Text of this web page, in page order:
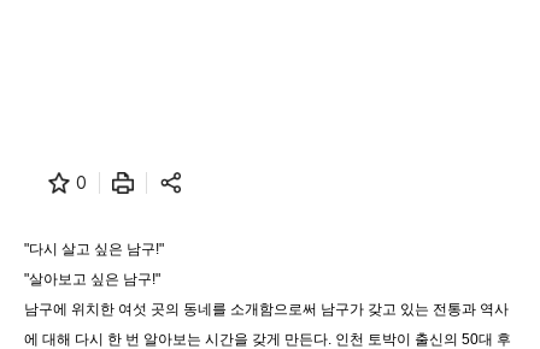
0
"다시 살고 싶은 남구!"
"살아보고 싶은 남구!"
남구에 위치한 여섯 곳의 동네를 소개함으로써 남구가 갖고 있는 전통과 역사
에 대해 다시 한 번 알아보는 시간을 갖게 만든다. 인천 토박이 출신의 50대 후